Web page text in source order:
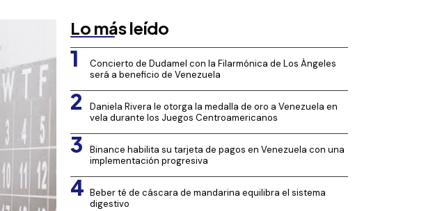
Lo más leído
1
Concierto de Dudamel con la Filarmónica de Los Ángeles
será a beneficio de Venezuela
2
Daniela Rivera le otorga la medalla de oro a Venezuela en
vela durante los Juegos Centroamericanos
3
Binance habilita su tarjeta de pagos en Venezuela con una
implementación progresiva
4 Beber té de cáscara de mandarina equilibra el sistema
digestivo